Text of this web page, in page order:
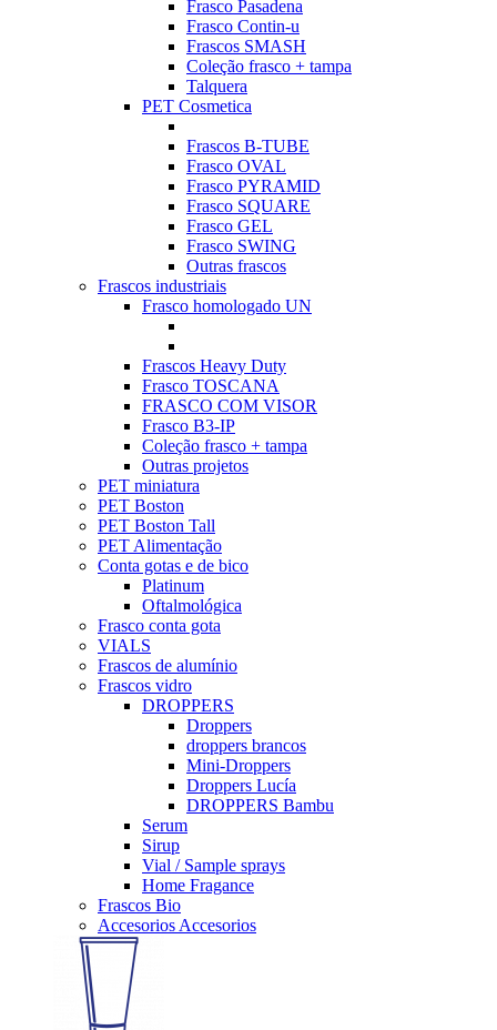
Frasco Pasadena
Frasco Contin-u
Frascos SMASH
Coleção frasco + tampa
Talquera
PET Cosmetica
Frascos B-TUBE
Frasco OVAL
Frasco PYRAMID
Frasco SQUARE
Frasco GEL
Frasco SWING
Outras frascos
Frascos industriais
Frasco homologado UN
Frascos Heavy Duty
Frasco TOSCANA
FRASCO COM VISOR
Frasco B3-IP
Coleção frasco + tampa
Outras projetos
PET miniatura
PET Boston
PET Boston Tall
PET Alimentação
Conta gotas e de bico
Platinum
Oftalmológica
Frasco conta gota
VIALS
Frascos de alumínio
Frascos vidro
DROPPERS
Droppers
droppers brancos
Mini-Droppers
Droppers Lucía
DROPPERS Bambu
Serum
Sirup
Vial / Sample sprays
Home Fragance
Frascos Bio
Accesorios Accesorios